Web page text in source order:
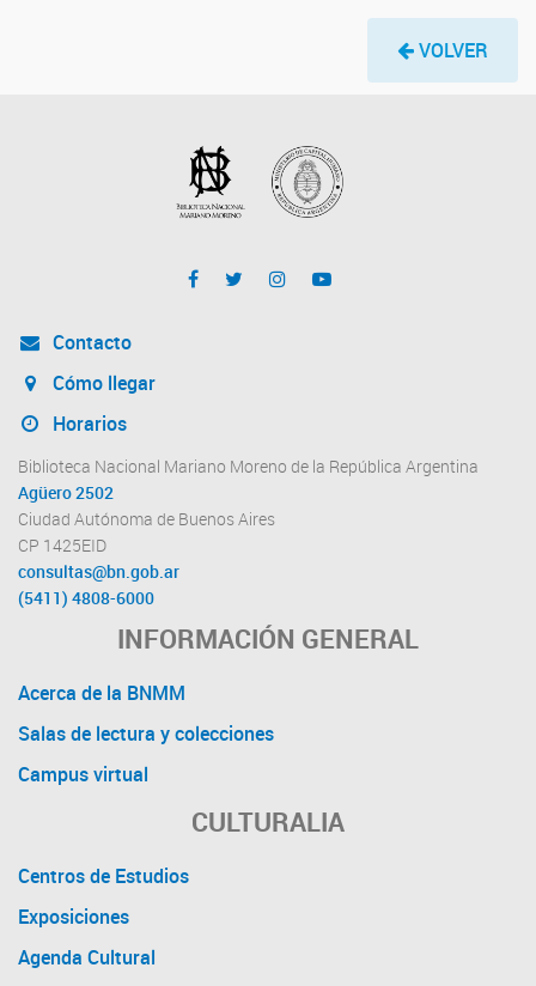
VOLVER
Contacto
Cómo llegar
Horarios
Biblioteca Nacional Mariano Moreno de la República Argentina
Agüero 2502
Ciudad Autónoma de Buenos Aires
CP 1425EID
consultas@bn.gob.ar
(5411) 4808-6000
INFORMACIÓN GENERAL
Acerca de la BNMM
Salas de lectura y colecciones
Campus virtual
CULTURALIA
Centros de Estudios
Exposiciones
Agenda Cultural